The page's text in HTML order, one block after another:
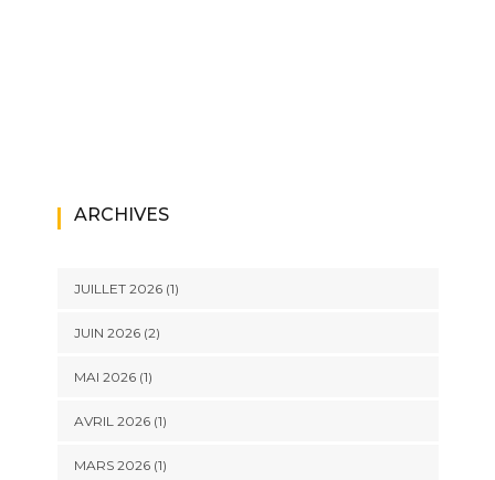
ARCHIVES
JUILLET 2026(1)
JUIN 2026(2)
MAI 2026(1)
AVRIL 2026(1)
MARS 2026(1)